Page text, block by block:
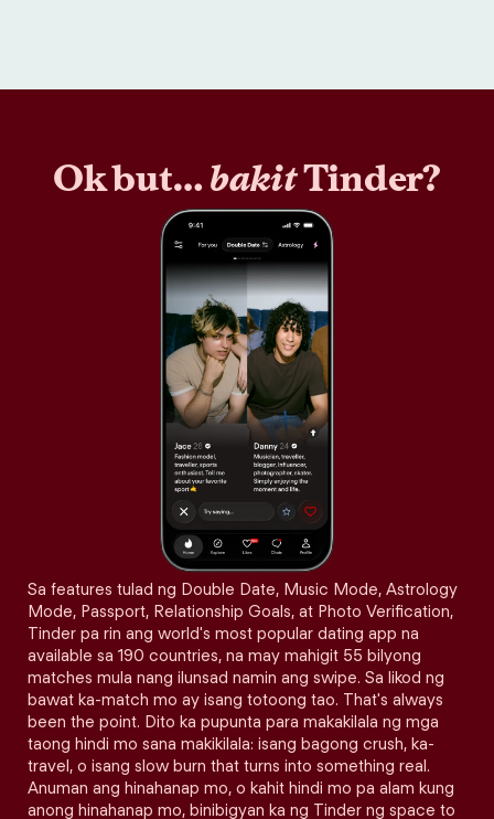
Ok but…bakitTinder?
Sa features tulad ng Double Date, Music Mode, Astrology
Mode, Passport, Relationship Goals, at Photo Verification,
Tinder pa rin ang world's most popular dating app na
available sa 190 countries, na may mahigit 55 bilyong
matches mula nang ilunsad namin ang swipe. Sa likod ng
bawat ka-match mo ay isang totoong tao. That's always
been the point. Dito ka pupunta para makakilala ng mga
taong hindi mo sana makikilala: isang bagong crush, ka-
travel, o isang slow burn that turns into something real.
Anuman ang hinahanap mo, o kahit hindi mo pa alam kung
anong hinahanap mo, binibigyan ka ng Tinder ng space to